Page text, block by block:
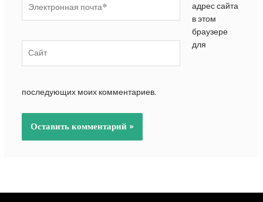
почта*
адрес сайта
в этом
браузере
для
последующих моих комментариев.